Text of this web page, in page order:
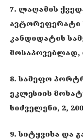
7. ლაღამის
ავტორეფერატი
კანდიდატის
მოსაპოვებლად,
8. სამეფო
ეკლესიის
სიძველენი, 2,
9. სიტყვისა და